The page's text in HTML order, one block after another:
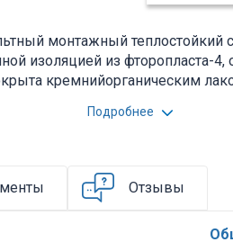
монтажный теплостойкий
изоляцией из фторопласта-
кремнийорганическим
монтажа электрических
из лент фторопласта - 4;
3 - величина
Подробнее
Отзывы